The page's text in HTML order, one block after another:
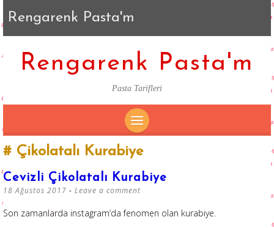
Rengarenk Pasta'm
Rengarenk Pasta'm
Pasta Tarifleri
TO
CONTENT
Çikolatalı Kurabiye
Cevizli Çikolatalı Kurabiye
18 Ağustos 2017 Leave a comment
Son zamanlarda instagram’da fenomen olan kurabiye.